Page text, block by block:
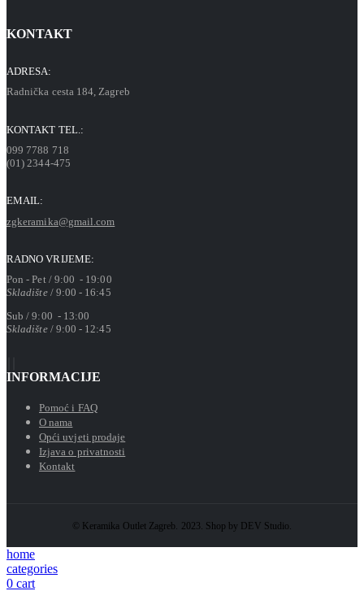
KONTAKT
ADRESA:
Radnička cesta 184, Zagreb
KONTAKT TEL.:
099 7788 718
(01) 2344-475
EMAIL:
zgkeramika@gmail.com
RADNO VRIJEME:
Pon - Pet / 9:00 - 19:00
Skladište/ 9:00 - 16:45
Sub / 9:00 - 13:00
Skladište/ 9:00 - 12:45
INFORMACIJE
Pomoć i FAQ
O nama
Opći uvjeti prodaje
Izjava o privatnosti
Kontakt
© Keramika Outlet Zagreb. 2023. Shop by DEV Studio.
home
categories
0 cart